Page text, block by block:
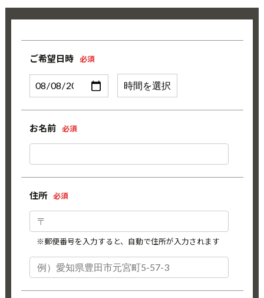
ご希望日時 必須
お名前 必須
住所 必須
※郵便番号を入力すると、自動で住所が入力されます